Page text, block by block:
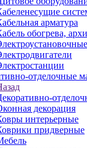
арматура
обогрева,
отделочные
декорация
интерьерные
придверные